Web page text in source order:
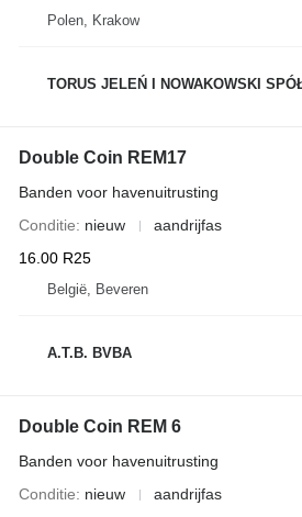
Polen, Krakow
TORUS JELEŃ I NOWAKOWSKI
Double Coin REM17
Banden voor havenuitrusting
Conditie
nieuw
aandrijfas
16.00 R25
België, Beveren
A.T.B. BVBA
Double Coin REM 6
Banden voor havenuitrusting
Conditie
nieuw
aandrijfas